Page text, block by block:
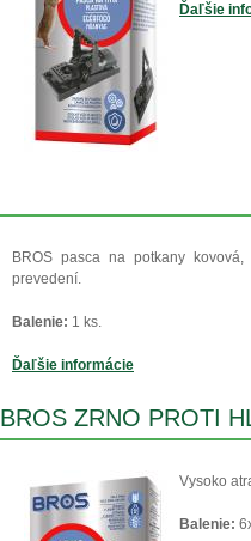
Ďaľšie
BROS pasca na potkany
prevedení.
Balenie: 1 ks.
Ďaľšie informácie
BROS ZRNO PROTI
Vysoko
Balenie: